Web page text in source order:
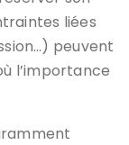
liées
peuvent
l’importance